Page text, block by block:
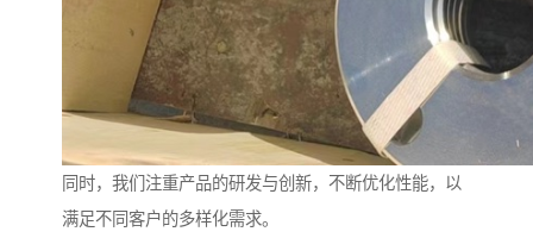
同时，我们注重产品的研发与创新，不断优化性能，以
满足不同客户的多样化需求。